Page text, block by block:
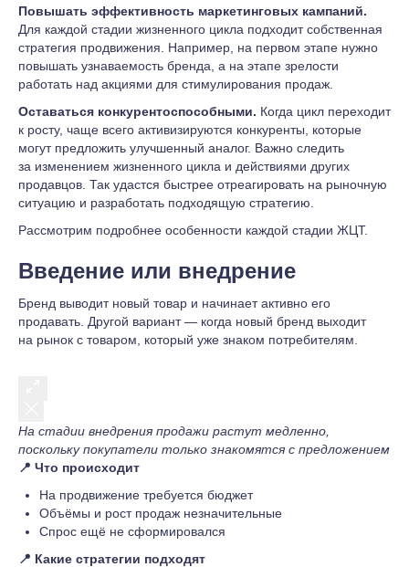
Повышать эффективность маркетинговых кампаний.
Для каждой стадии жизненного цикла подходит собственная
стратегия продвижения. Например, на первом этапе нужно
повышать узнаваемость бренда, а на этапе зрелости
работать над акциями для стимулирования продаж.
Оставаться конкурентоспособными. Когда цикл переходит
к росту, чаще всего активизируются конкуренты, которые
могут предложить улучшенный аналог. Важно следить
за изменением жизненного цикла и действиями других
продавцов. Так удастся быстрее отреагировать на рыночную
ситуацию и разработать подходящую стратегию.
Рассмотрим подробнее особенности каждой стадии ЖЦТ.
Введение или внедрение
Бренд выводит новый товар и начинает активно его
продавать. Другой вариант — когда новый бренд выходит
на рынок с товаром, который уже знаком потребителям.
На стадии внедрения продажи растут медленно,
поскольку покупатели только знакомятся с предложением
📍 Что происходит
На продвижение требуется бюджет
Объёмы и рост продаж незначительные
Спрос ещё не сформировался
📍 Какие стратегии подходят